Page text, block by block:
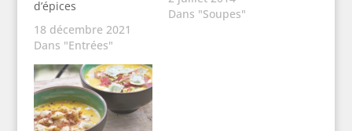
d’épices
18 décembre 2021
Dans "Entrées"
Dans "Soupes"